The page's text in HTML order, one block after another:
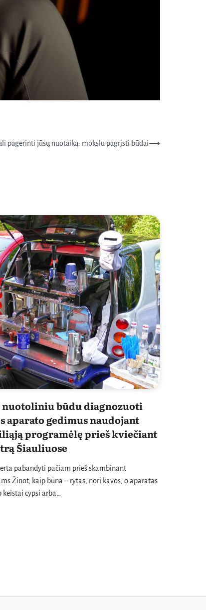
pagerinti jūsų nuotaiką: mokslu pagrįsti būdai⟶
nuotoliniu būdu diagnozuoti
aparato gedimus naudojant
programėlę prieš kviečiant
Šiauliuose
pabandyti pačiam prieš skambinant
Žinot, kaip būna – rytas, nori kavos, o aparatas
keistai cypsi arba…